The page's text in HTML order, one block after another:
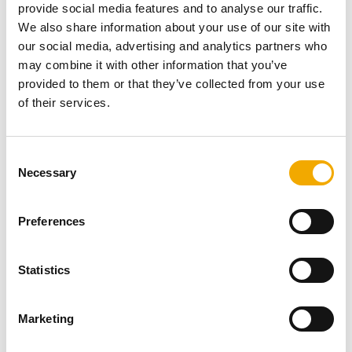
provide social media features and to analyse our traffic.
We also share information about your use of our site with
our social media, advertising and analytics partners who
may combine it with other information that you’ve
provided to them or that they’ve collected from your use
of their services.
Necessary
Preferences
Statistics
Marketing
для всіх зацікавлених осіб. Експерти Schiedel знову
включили до порядку денного багато актуальних та
цікавих тем.
ДО ВЕБІНАРІВ
Запаліть вогонь